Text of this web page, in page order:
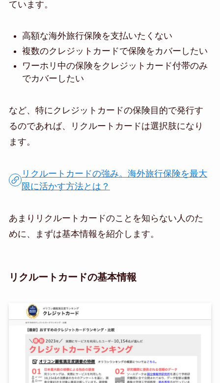
ています。
高額な海外旅行保険を支払いたくない
複数のクレジットカードで保険をカバーしたい
ワーホリ中の保険をクレジットカード付帯のみ
でカバーしたい
など、特にクレジットカードの保険目的で発行す
るのであれば、リクルートカードは選択肢になり
ます。
リクルートカードの強み。海外旅行保険を最大
限に活かす方法とは？
あまりリクルートカードのことを知らない人のた
めに、まずは基本情報を紹介します。
リクルートカードの基本情報